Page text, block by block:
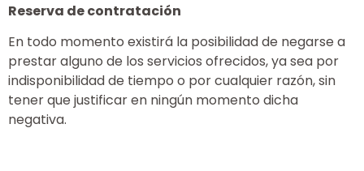
Reserva de contratación
En todo momento existirá la posibilidad de negarse a
prestar alguno de los servicios ofrecidos, ya sea por
indisponibilidad de tiempo o por cualquier razón, sin
tener que justificar en ningún momento dicha
negativa.